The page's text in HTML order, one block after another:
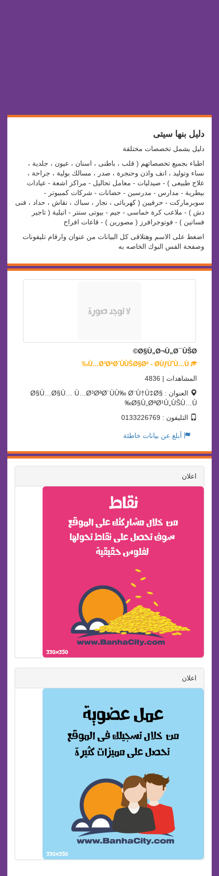
دليل بنها سيتى
دليل يشمل تخصصات مختلفة
اطباء بجميع تخصصاتهم ( قلب ، باطنى ، اسنان ، عيون ، جلدية ،
نساء وتوليد ، انف واذن وحنجرة ، صدر ، مسالك بولية ، جراحة ،
علاج طبيعى ) - صيدليات - معامل تحاليل - مراكز اشعة - عيادات
بيطرية - مدارس - مدرسين - حضانات - شركات كمبيوتر -
سوبرماركت - حرفيين ( كهربائى ، نجار ، سباك ، نقاش ، حداد ، فنى
دش ) - ملاعب كرة خماسى - جيم - بيوتى سنتر - اتيلية ( تاجير
فساتين ) - فوتوجرافرز ( مصورين ) - قاعات افراح
اضغط على الاسم وهتلاقى كل البيانات من عنوان وارقام تليفونات
وصفحة الفس البوك الخاصه به
Ø§Ù„Ø¬Ù„Ø¯ÙŠØ©
المشاهدات | 4836
العنوان : Ø§Ù…Ø§Ù… Ù…Ø³ØªØ´ÙÙ‰ Ø¨Ù†Ù‡Ø§
Ø§Ù„ØªØ¹Ù„ÙŠÙ…Ù‰
التليفون : 0133226769
أبلغ عن بيانات خاطئة
اعلان
اعلان